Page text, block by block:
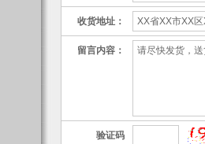
收货地址：
留言内容：
验证码